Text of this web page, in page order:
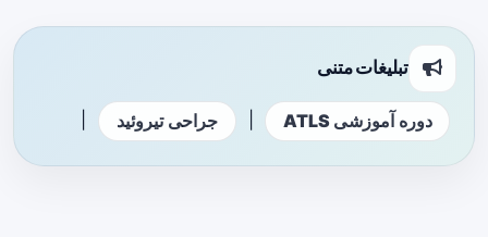
تبلیغات متنی
دوره آموزشی ATLS جراحی تیروئید